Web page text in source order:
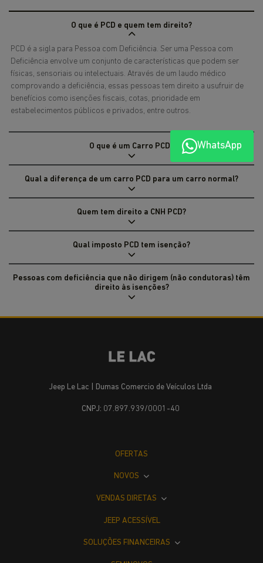
O que é PCD e quem tem direito?
PCD é a sigla para Pessoa com Deficiência. Ser uma Pessoa com
Deficiência envolve um conjunto de características que podem ser
físicas, sensoriais ou intelectuais. Através de um laudo médico
comprovando a deficiência, essas pessoas tem direito a usufruir de
benefícios como isenções fiscais, cotas, prioridade em
estabelecimentos públicos e privados, entre outros.
O que é um Carro PCD?
Qual a diferença de um carro PCD para um carro normal?
Quem tem direito a CNH PCD?
Qual imposto PCD tem isenção?
Pessoas com deficiência que não dirigem (não condutoras) têm
direito às isenções?
WhatsApp
Jeep Le Lac | Dumas Comercio de Veículos Ltda
CNPJ: 07.897.939/0001-40
OFERTAS
NOVOS
VENDAS DIRETAS
JEEP ACESSÍVEL
SOLUÇÕES FINANCEIRAS